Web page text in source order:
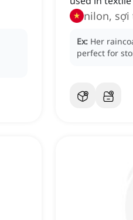
nilon,
Ex: Her
perfect for